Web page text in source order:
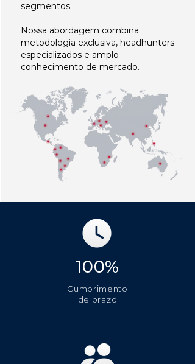
segmentos.
Nossa abordagem combina
metodologia exclusiva, headhunters
especializados e amplo
conhecimento de mercado.
100%
Cumprimento
de prazo